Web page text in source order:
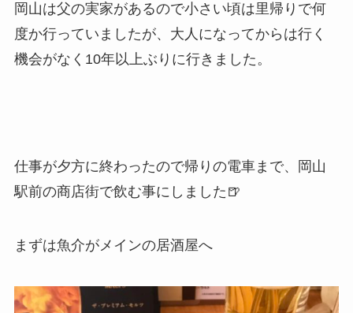
岡山は父の実家があるので小さい頃は里帰りで何
度か行っていましたが、大人になってからは行く
機会がなく10年以上ぶりに行きました。
仕事が夕方に終わったので帰りの電車まで、岡山
駅前の商店街で飲む事にしました🍺
まずは魚介がメインの居酒屋へ